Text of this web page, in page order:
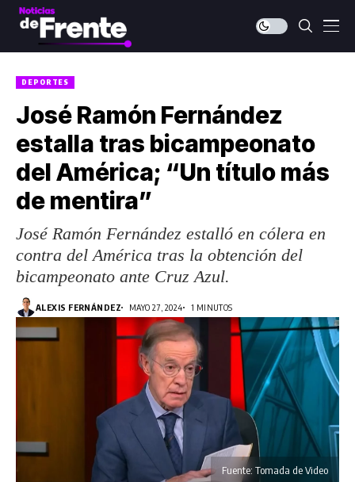
DEPORTES
José Ramón Fernández
estalla tras bicampeonato
del América; “Un título más
de mentira”
José Ramón Fernández estalló en cólera en
contra del América tras la obtención del
bicampeonato ante Cruz Azul.
ALEXIS FERNÁNDEZ MAYO 27, 2024 1 MINUTOS
Fuente: Tomada de Video